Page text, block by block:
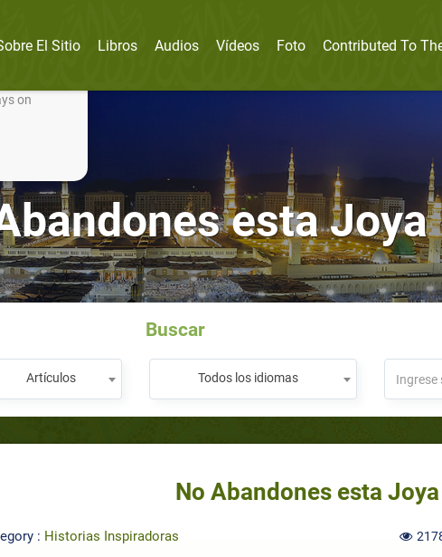
improve it.
on
El Sitio Libros Audios Vídeos Foto Contributed To
esta Joya
Buscar
Artículos Todos los idiomas
No Abandones esta Joya
: Historias Inspiradoras